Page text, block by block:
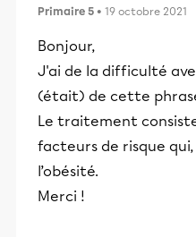
Primaire 5 • 19 octobre 2021
Bonjour,
J'ai de la difficulté
(était) de cette
Le traitement
facteurs de risque
l’obésité.
Merci !